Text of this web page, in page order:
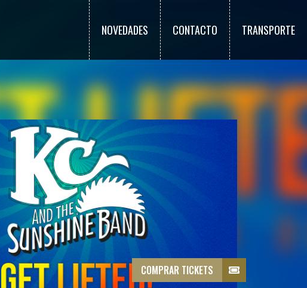
NOVEDADES CONTACTO TRANSPORTE
COMPRAR TICKETS